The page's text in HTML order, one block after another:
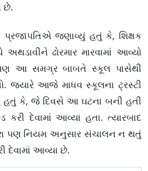
છે.
પ્રજાપતિએ જણાવ્યું હતું કે, શિક્ષક
અથડાવીને ઢોરમાર મારવામાં આવ્યો
પણ આ સમગ્ર બાબતે સ્કૂલ પાસેથી
જ્યારે આજે માધવ સ્કૂલના ટ્રસ્ટી
કે, જે દિવસે આ ઘટના બની હતી
દેવામાં આવ્યા હતા. ત્યારબાદ
પણ નિયમ અનુસાર સંચાલન ન થતું
દેવામાં આવ્યા છે.